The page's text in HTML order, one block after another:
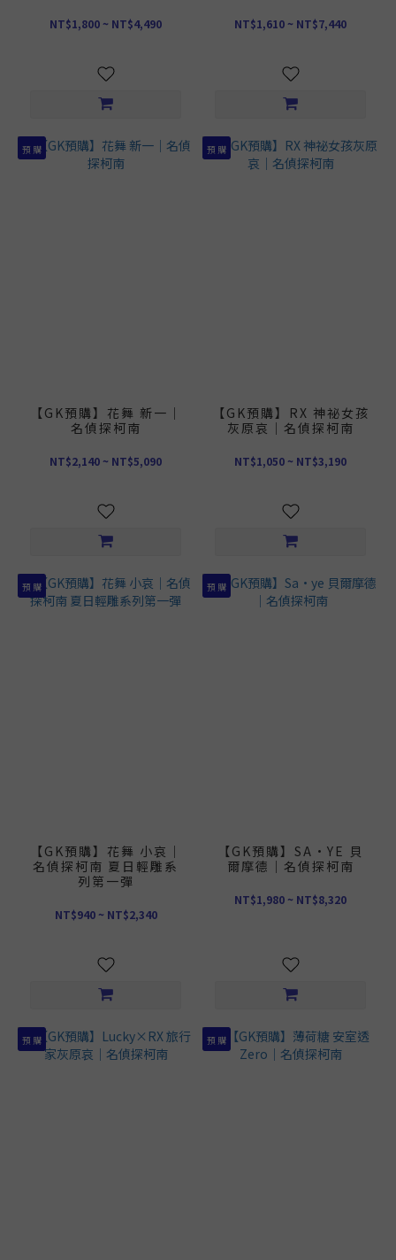
NT$1,800 ~ NT$4,490 NT$1,610 ~ NT$7,440
預 購
【GK預購】花舞 新一｜
名偵探柯南
NT$2,140 ~ NT$5,090
預 購
【GK預購】RX 神祕女孩
灰原哀｜名偵探柯南
NT$1,050 ~ NT$3,190
預 購
【GK預購】花舞 小哀｜
名偵探柯南 夏日輕雕系
列第一彈
NT$940 ~ NT$2,340
預 購
【GK預購】SA·YE 貝
爾摩德｜名偵探柯南
NT$1,980 ~ NT$8,320
預 購 預 購